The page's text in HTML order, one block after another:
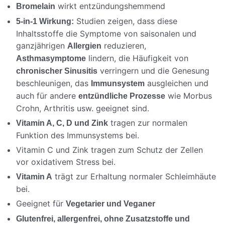
Bromelain wirkt entzündungshemmend
5-in-1 Wirkung: Studien zeigen, dass diese
Inhaltsstoffe die Symptome von saisonalen und
ganzjährigen Allergien reduzieren,
Asthmasymptome lindern, die Häufigkeit von
chronischer Sinusitis verringern und die Genesung
beschleunigen, das Immunsystem ausgleichen und
auch für andere entzündliche Prozesse wie Morbus
Crohn, Arthritis usw. geeignet sind.
Vitamin A, C, D und Zink tragen zur normalen
Funktion des Immunsystems bei.
Vitamin C und Zink tragen zum Schutz der Zellen
vor oxidativem Stress bei.
Vitamin A trägt zur Erhaltung normaler Schleimhäute
bei.
Geeignet für Vegetarier und Veganer
Glutenfrei, allergenfrei, ohne Zusatzstoffe und